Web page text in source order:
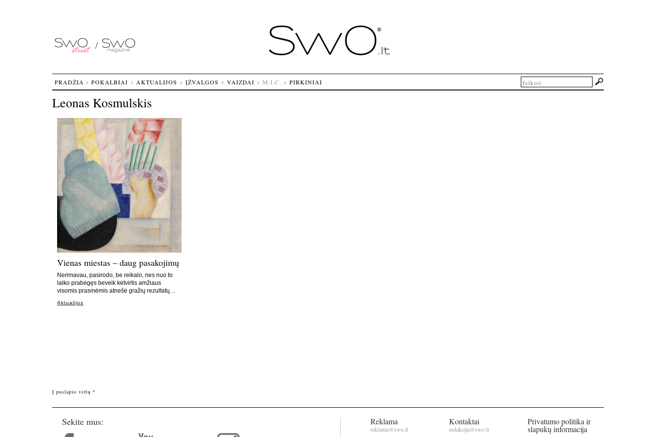
Leonas Kosmulskis
Vienas miestas – daug pasakojimų
Nerimavau, pasirodo, be reikalo, nes nuo to
laiko prabėgęs beveik ketvirtis amžiaus
visomis prasmėmis atnešė gražių rezultatų…
Aktualijos
PRADŽIA POKALBIAI AKTUALIJOS ĮŽVALGOS VAIZDAI M.I.C. PIRKINIAI
Į puslapio viršų ^
Sekite mus: Reklama
reklama@swo.lt
Kontaktai
redakcija@swo.lt
Privatumo politika ir
slapukų informacija